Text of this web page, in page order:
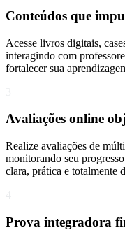
Conteúdos que
Acesse livros digitais,
interagindo com
fortalecer sua
Avaliações online
Realize avaliações de
monitorando seu
clara, prática e totalmente
Prova integradora